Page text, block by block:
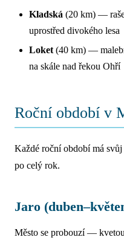
Kladská (20 km) —
uprostřed divokého lesa
Loket (40 km) —
na skále nad řekou Ohří
Roční období v
Každé roční období má svůj
po celý rok.
Jaro
Město se probouzí —